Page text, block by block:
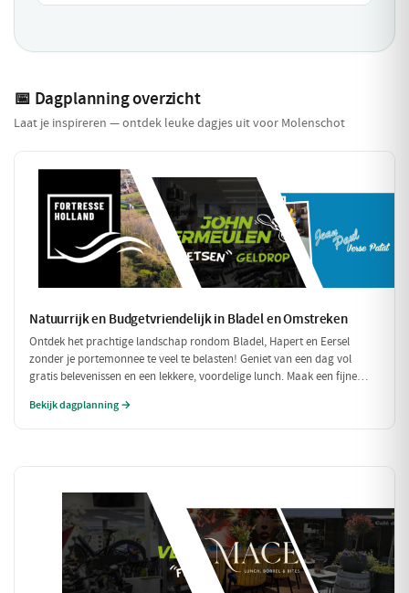
📅 Dagplanning overzicht
Laat je inspireren — ontdek leuke dagjes uit voor Molenschot
Natuurrijk en Budgetvriendelijk in Bladel en Omstreken
Ontdek het prachtige landschap rondom Bladel, Hapert en Eersel
zonder je portemonnee te veel te belasten! Geniet van een dag vol
gratis belevenissen en een lekkere, voordelige lunch. Maak een fijne
hap.
Bekijk dagplanning →